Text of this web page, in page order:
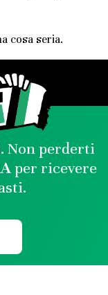
cosa seria.
Non perderti
per ricevere